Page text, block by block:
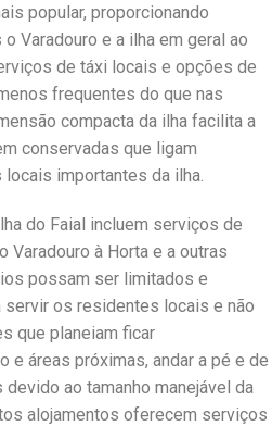
popular, proporcionando
Varadouro e a ilha em geral ao
de táxi locais e opções de
frequentes do que nas
compacta da ilha facilita a
conservadas que ligam
locais importantes da ilha.
do Faial incluem serviços de
Varadouro à Horta e a outras
possam ser limitados e
os residentes locais e não
que planeiam ficar
e áreas próximas, andar a pé e de
ao tamanho manejável da
alojamentos oferecem serviços